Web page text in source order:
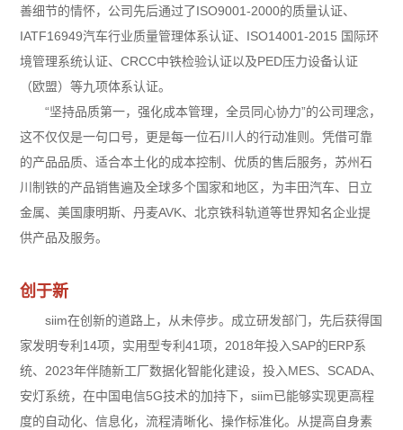
善细节的情怀，公司先后通过了ISO9001-2000的质量认证、
IATF16949汽车行业质量管理体系认证、ISO14001-2015 国际环
境管理系统认证、CRCC中铁检验认证以及PED压力设备认证
（欧盟）等九项体系认证。
“坚持品质第一，强化成本管理，全员同心协力”的公司理念，
这不仅仅是一句口号，更是每一位石川人的行动准则。凭借可靠
的产品品质、适合本土化的成本控制、优质的售后服务，苏州石
川制铁的产品销售遍及全球多个国家和地区，为丰田汽车、日立
金属、美国康明斯、丹麦AVK、北京铁科轨道等世界知名企业提
供产品及服务。
创于新
siim在创新的道路上，从未停步。成立研发部门，先后获得国
家发明专利14项，实用型专利41项，2018年投入SAP的ERP系
统、2023年伴随新工厂数据化智能化建设，投入MES、SCADA、
安灯系统，在中国电信5G技术的加持下，siim已能够实现更高程
度的自动化、信息化，流程清晰化、操作标准化。从提高自身素